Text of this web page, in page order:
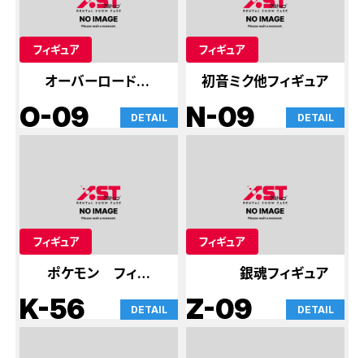
フィギュア
オーバーロード他フ
ィギュア
O-09 DETAIL
フィギュア
初音ミク他フィギュア
N-09 DETAIL
フィギュア
ポケモン フィギュ
ア
K-56 DETAIL
フィギュア
銀魂フィギュア
Z-09 DETAIL